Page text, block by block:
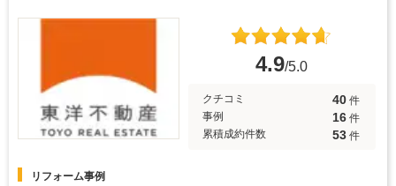
4.9/5.0
クチコミ 40 件
事例
16 件
累積成約件数
53 件
リフォーム事例